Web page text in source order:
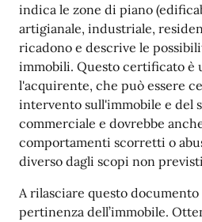
indica le zone di piano
artigianale, industriale,
ricadono e descrive le
immobili. Questo certificato è
l'acquirente, che può essere
intervento sull'immobile e del
commerciale e dovrebbe
comportamenti scorretti o
diverso dagli scopi non
A rilasciare questo
pertinenza dell’immobile.